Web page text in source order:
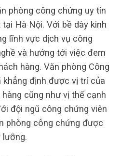
phòng công chứng uy tín
Hà Nội. Với bề dày kinh
lĩnh vực dịch vụ công
và hướng tới việc đem
hàng. Văn phòng Công
định được vị trí của
cũng như vị thế cạnh
đội ngũ công chứng viên
phòng công chứng được
lưỡng.